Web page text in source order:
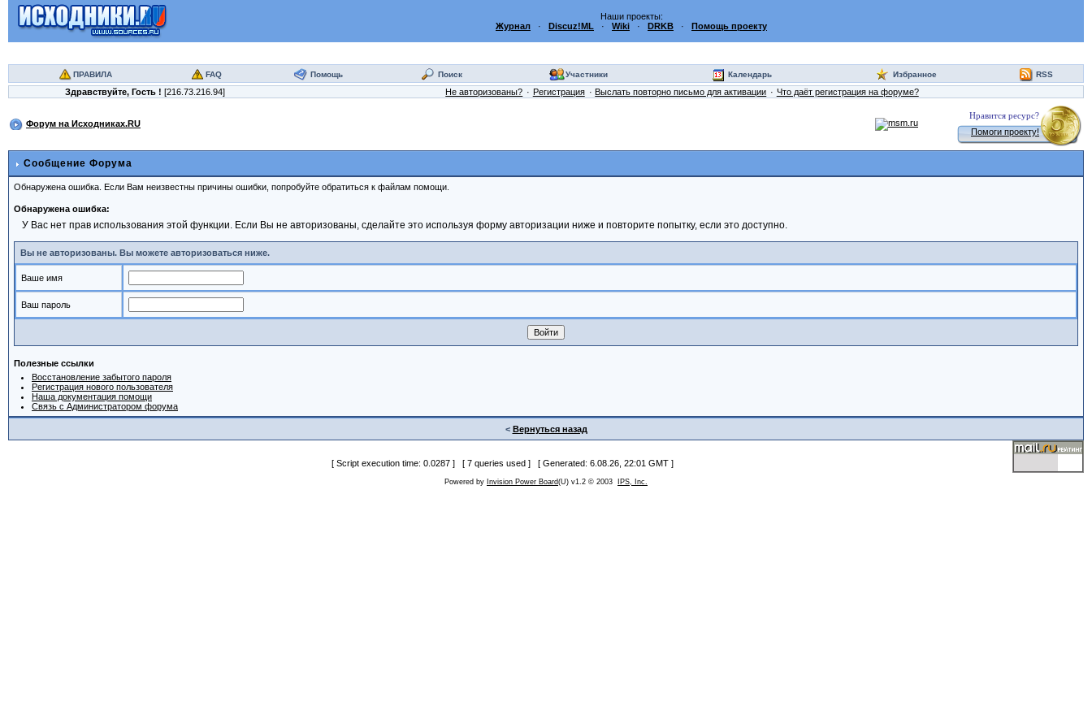
Наши проекты:
Журнал · Discuz!ML · Wiki · DRKB · Помощь проекту
ПРАВИЛА FAQ Помощь Поиск Участники Календарь Избранное RSS
Здравствуйте, Гость ! [216.73.216.94] Не авторизованы? Регистрация Выслать повторно письмо для активации Что даёт регистрация на форуме?
Форум на Исходниках.RU
Нравится ресурс?
Помоги проекту!
Сообщение Форума
Обнаружена ошибка. Если Вам неизвестны причины ошибки, попробуйте обратиться к файлам помощи.
Обнаружена ошибка:
У Вас нет прав использования этой функции. Если Вы не авторизованы, сделайте это используя форму авторизации ниже и повторите попытку, если это доступно.
Вы не авторизованы. Вы можете авторизоваться ниже.
Ваше имя
Ваш пароль
Полезные ссылки
Восстановление забытого пароля
Регистрация нового пользователя
Наша документация помощи
Связь с Администратором форума
< Вернуться назад
[ Script execution time: 0.0287 ] [ 7 queries used ] [ Generated: 6.08.26, 22:01 GMT ]
Powered by Invision Power Board(U) v1.2 © 2003 IPS, Inc.